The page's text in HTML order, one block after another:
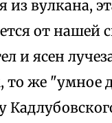
вулкана,
от нашей
и ясен
то же "умное